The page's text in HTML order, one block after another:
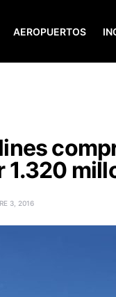
AEROPUERTOS
1.320
3, 2016